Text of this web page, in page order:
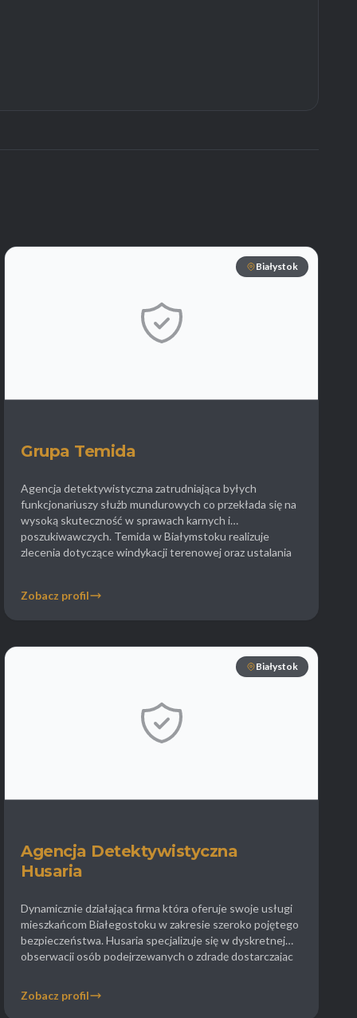
Białystok
Grupa Temida
Agencja detektywistyczna zatrudniająca byłych
funkcjonariuszy służb mundurowych co przekłada się na
wysoką skuteczność w sprawach karnych i
poszukiwawczych. Temida w Białymstoku realizuje
zlecenia dotyczące windykacji terenowej oraz ustalania
zajmuje się także sprawami kryminalnymi współpracując z
Zobacz profil
Białystok
Agencja Detektywistyczna
Husaria
Dynamicznie działająca firma która oferuje swoje usługi
mieszkańcom Białegostoku w zakresie szeroko pojętego
bezpieczeństwa. Husaria specjalizuje się w dyskretnej
obserwacji osób podejrzewanych o zdradę dostarczając
że zebrane dowody będą honorowane przez sąd. W
Zobacz profil